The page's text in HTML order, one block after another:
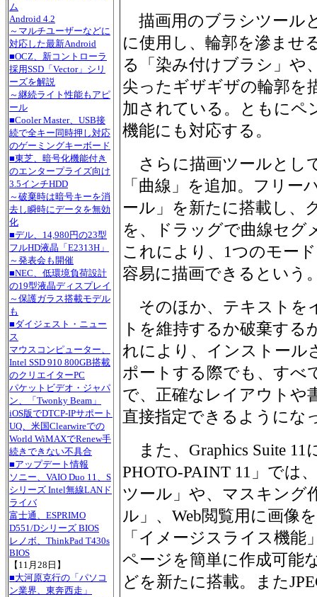
ム
Android 4.2
～マルチユーザーなどに
対応した最新Android
■OCZ、新コントローラ
採用SSD「Vector」シリ
ーズを解説
～継続ライト性能もアピ
ール
■Cooler Master、USB接
続で全キー同時押し対応
のゲーミングキーボード
■東芝、暗号化機能付き
のエンタープライズ向け
3.5インチHDD
～破棄時は暗号キーを消
去し瞬時にデータを無効
化
■デル、14,980円の23型
フルHD液晶「E2313H」
～発表会も開催
■NEC、低環境負荷設計
の19型液晶ディスプレイ
～保護ガラス搭載モデル
も
■ダイジェスト・ニュー
ス
マウスコンピューター、
Intel SSD 910 800GB搭載
のクリエイターPC
パケットビデオ・ジャパ
ン、「Twonky Beam」
iOS版でDTCP-IPサポート
UQ、米国Clearwireでの
World WiMAXでRenew手
続きできない不具合
■アップデート情報
ソニー、VAIO Duo 11、S
シリーズ Intel無線LANド
ライバ
富士通、ESPRIMO
D551/Dシリーズ BIOS
レノボ、ThinkPad T430s
BIOS
【11月28日】
■大河原克行の「パソコ
ン業界、東奔西走」
描画用のブラシツール
に使用し、輪郭を滲ませ
る「染み付けブラシ」や
尖ったギザギザの輪郭を
加されている。ともにペ
機能にも対応する。
さらに描画ツールとし
「曲線」を追加。フリ
ール」を新たに搭載し、
を、ドラッグで曲線セグ
これにより、1つのモー
容易に描画できるという
そのほか、テキストを
トを維持するか破棄する
れにより、インストール
ポートする際でも、すべ
で、正確なレイアウトや
直接指定できるようにな
また、Graphics Suite 11
PHOTO-PAINT 11」では
ツール」や、マスキング
ル」、Web閲覧用に画像
「イメージスライス機能
ページを簡単に作成可能
どを新たに搭載。また